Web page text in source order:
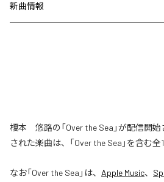
新曲情報
榎本 悠路の「Over the Sea」が配信開
された楽曲は、「Over the Sea」を含む全
なお「Over the Sea 」は、 Apple Music、